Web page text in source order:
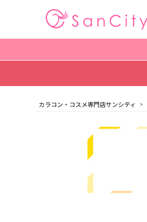
カラコン・コスメ専門店サンシティ